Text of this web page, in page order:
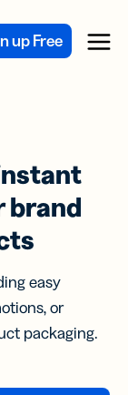
up Free Menu
brand
easy
or
packaging.